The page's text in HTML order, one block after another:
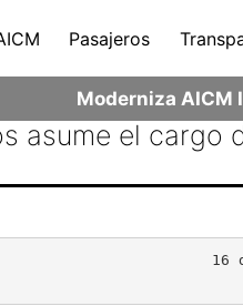
Pasajeros
Moderniza AICM
asume el cargo